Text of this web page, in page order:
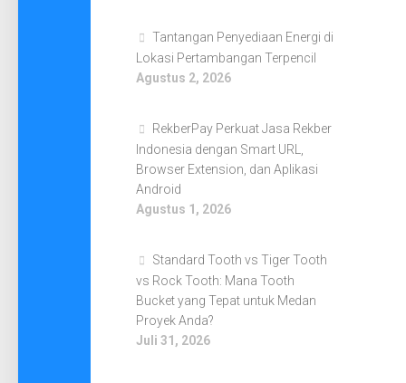
Tantangan Penyediaan Energi di
Lokasi Pertambangan Terpencil
Agustus 2, 2026
RekberPay Perkuat Jasa Rekber
Indonesia dengan Smart URL,
Browser Extension, dan Aplikasi
Android
Agustus 1, 2026
Standard Tooth vs Tiger Tooth
vs Rock Tooth: Mana Tooth
Bucket yang Tepat untuk Medan
Proyek Anda?
Juli 31, 2026